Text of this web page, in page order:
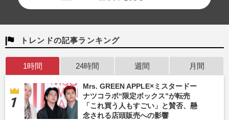
トレンドの記事ランキング
1時間 24時間 週間 月間
Mrs. GREEN APPLE×ミスタードー
ナツコラボ“限定ボックス”が転売
「これ買う人もすごい」と賛否、懸
念される店頭販売への影響